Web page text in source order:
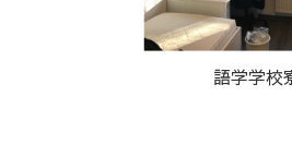
語学学校